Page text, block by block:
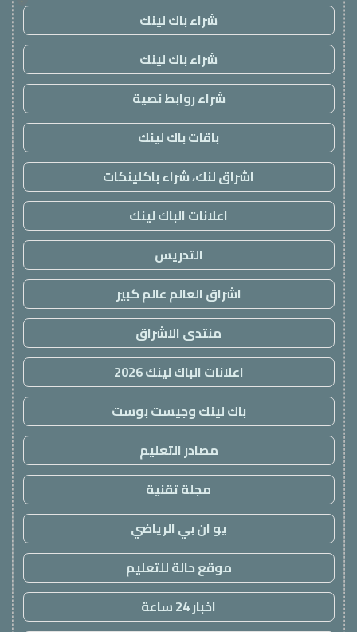
شراء باك لينك
شراء باك لينك
شراء روابط نصية
باقات باك لينك
اشراق لنك، شراء باكلينكات
اعلانات الباك لينك
التدريس
اشراق العالم عالم كبير
منتدى الاشراق
اعلانات الباك لينك 2026
باك لينك وجيست بوست
مصادر التعليم
مجلة تقنية
يو ان بي الرياضي
موقع حالة للتعليم
اخبار 24 ساعة